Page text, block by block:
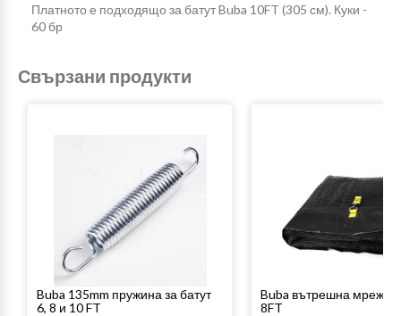
Платното е подходящо за батут Buba 10FT (305 см). Куки -
60 бр
Свързани продукти
Buba 135mm пружина за батут
6, 8 и 10 FT
Buba вътрешна мрежа
8FT